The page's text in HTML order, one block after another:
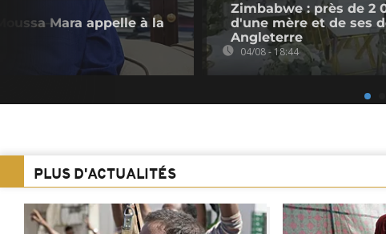
Mara appelle à la
Zimbabwe : près de 2
d'une mère et de ses
Angleterre
04/08 - 18:44
PLUS D'ACTUALITÉS